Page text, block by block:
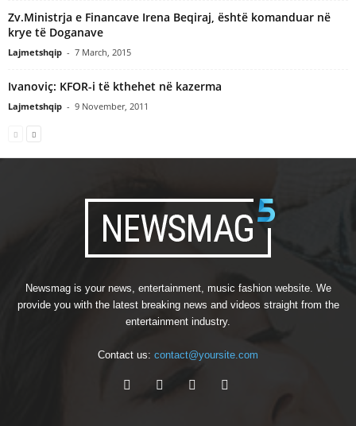
Zv.Ministrja e Financave Irena Beqiraj, është komanduar në
krye të Doganave
Lajmetshqip - 7 March, 2015
Ivanoviç: KFOR-i të kthehet në kazerma
Lajmetshqip - 9 November, 2011
Newsmag is your news, entertainment, music fashion website. We
provide you with the latest breaking news and videos straight from the
entertainment industry.
Contact us: contact@yoursite.com